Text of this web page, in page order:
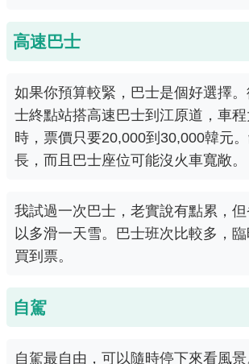
高速巴士
如果你預算較緊，巴士是個好選擇
士終點站搭高速巴士到江原道，車
時，票價只要20,000到30,000韓元
長，而且巴士座位可能沒火車寬敞。
我試過一次巴士，老實說有點累，
以多滑一天雪。巴士班次比較多，
買到票。
自駕
自駕最自由，可以隨時停下來看風